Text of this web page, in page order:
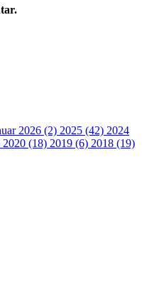
2026 (2) 2025 (42) 2024
2020 (18) 2019 (6) 2018 (19)